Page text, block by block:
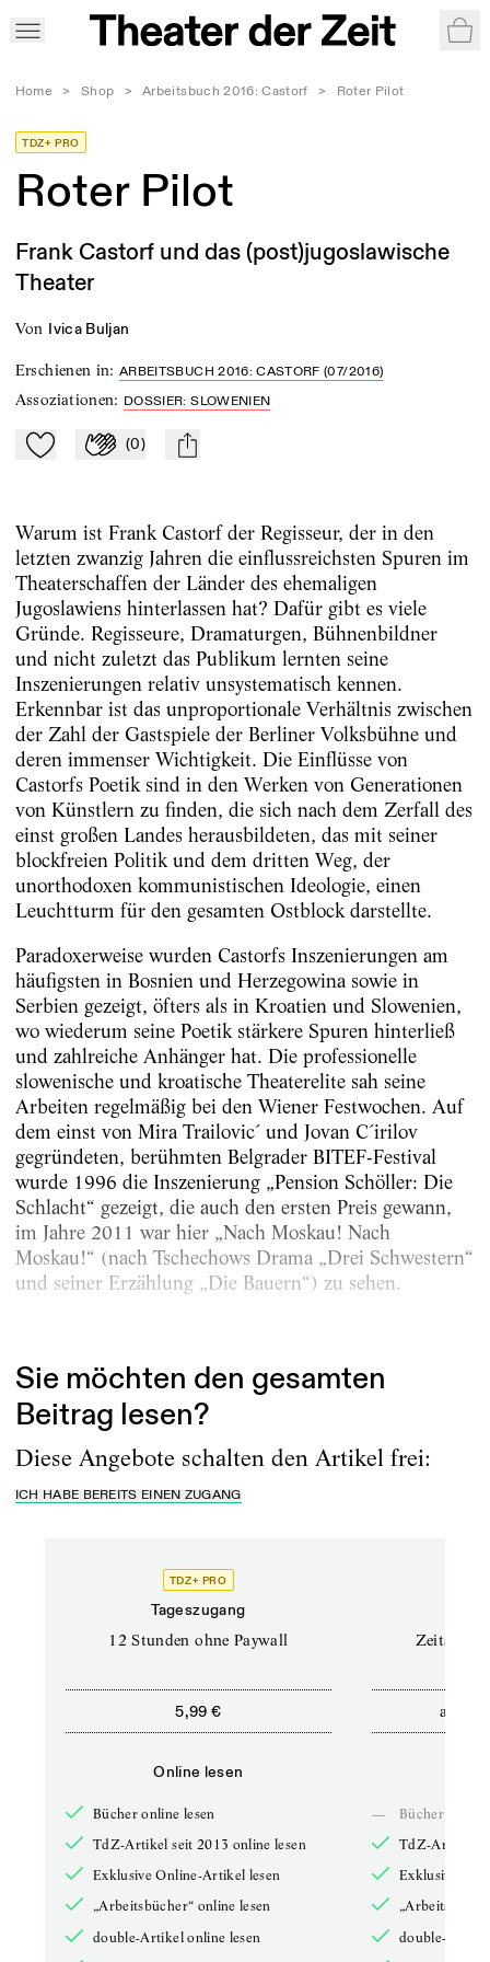
Home > Shop > Arbeitsbuch 2016: Castorf > Roter Pilot
TDZ+ PRO
Roter Pilot
Frank Castorf und das (post)jugoslawische
Theater
von Ivica Buljan
Erschienen in:ARBEITSBUCH 2016: CASTORF (07/2016)
Assoziationen: DOSSIER: SLOWENIEN
Zu Mein-TdZ hinzufügen
Applaudieren
(0) mail
Warum ist Frank Castorf der Regisseur, der in den
letzten zwanzig Jahren die einflussreichsten Spuren im
Theaterschaffen der Länder des ehemaligen
Jugoslawiens hinterlassen hat? Dafür gibt es viele
Gründe. Regisseure, Dramaturgen, Bühnenbildner
und nicht zuletzt das Publikum lernten seine
Inszenierungen relativ unsystematisch kennen.
Erkennbar ist das unproportionale Verhältnis zwischen
der Zahl der Gastspiele der Berliner Volksbühne und
deren immenser Wichtigkeit. Die Einflüsse von
Castorfs Poetik sind in den Werken von Generationen
von Künstlern zu finden, die sich nach dem Zerfall des
einst großen Landes herausbildeten, das mit seiner
blockfreien Politik und dem dritten Weg, der
unorthodoxen kommunistischen Ideologie, einen
Leuchtturm für den gesamten Ostblock darstellte.
Paradoxerweise wurden Castorfs Inszenierungen am
häufigsten in Bosnien und Herzegowina sowie in
Serbien gezeigt, öfters als in Kroatien und Slowenien,
wo wiederum seine Poetik stärkere Spuren hinterließ
und zahlreiche Anhänger hat. Die professionelle
slowenische und kroatische Theaterelite sah seine
Arbeiten regelmäßig bei den Wiener Festwochen. Auf
dem einst von Mira Trailovic´ und Jovan C´irilov
gegründeten, berühmten Belgrader BITEF-Festival
wurde 1996 die Inszenierung „Pension Schöller: Die
Schlacht“ gezeigt, die auch den ersten Preis gewann,
im Jahre 2011 war hier „Nach Moskau! Nach
Moskau!“ (nach Tschechows Drama „Drei Schwestern“
und seiner Erzählung „Die Bauern“) zu sehen.
Sie möchten den gesamten
Beitrag lesen?
Diese Angebote schalten den Artikel frei:
ICH HABE BEREITS EINEN ZUGANG
TDZ+ PRO
Tageszugang
12 Stunden ohne Paywall
5,99 €
Online lesen
Bücher online lesen
TdZ-Artikel seit 2013 online lesen
Exklusive Online-Artikel lesen
„Arbeitsbücher“ online lesen
double-Artikel online lesen
ab
—
Bücher online
TdZ-Artikel
Exklusive
double-